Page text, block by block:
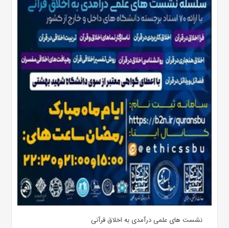
نشست های علمی درآمدی به اخلاق قرآنی